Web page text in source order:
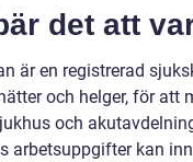
det att
är en registrerad
och helger, för att
och
arbetsuppgifter kan